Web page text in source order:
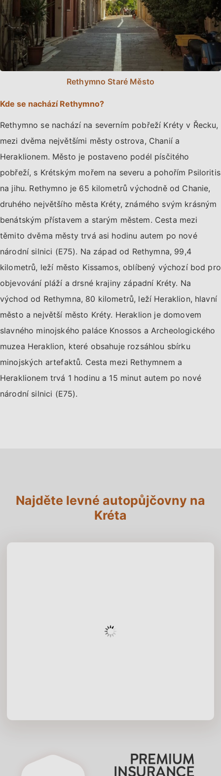
Rethymno Staré Město
Kde se nachází Rethymno?
Rethymno se nachází na severním pobřeží Kréty v Řecku,
mezi dvěma největšími městy ostrova, Chanií a
Heraklionem. Město je postaveno podél písčitého
pobřeží, s Krétským mořem na severu a pohořím Psiloritis
na jihu. Rethymno je 65 kilometrů východně od Chanie,
druhého největšího města Kréty, známého svým krásným
benátským přístavem a starým městem. Cesta mezi
těmito dvěma městy trvá asi hodinu autem po nové
národní silnici (E75). Na západ od Rethymna, 99,4
kilometrů, leží město Kissamos, oblíbený výchozí bod pro
objevování pláží a drsné krajiny západní Kréty. Na
východ od Rethymna, 80 kilometrů, leží Heraklion, hlavní
město a největší město Kréty. Heraklion je domovem
slavného minojského paláce Knossos a Archeologického
muzea Heraklion, které obsahuje rozsáhlou sbírku
minojských artefaktů. Cesta mezi Rethymnem a
Heraklionem trvá 1 hodinu a 15 minut autem po nové
národní silnici (E75).
Najděte levné autopůjčovny na
Kréta